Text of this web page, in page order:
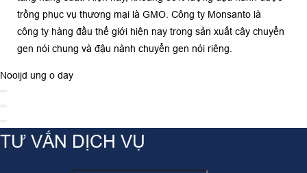
trồng phục vụ thương mại là GMO . Công ty Monsanto là
công ty hàng đầu thế giới hiện nay trong sản xuất cây chuyển
gen nói chung và đậu nành chuyển gen nói riêng.
Nooijd ung o day
TƯ VẤN DỊCH VỤ